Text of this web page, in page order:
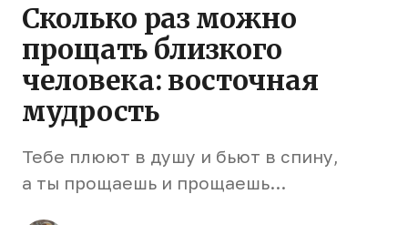
Сколько раз можно
прощать близкого
человека: восточная
мудрость
Тебе плюют в душу и бьют в спину,
а ты прощаешь и прощаешь...